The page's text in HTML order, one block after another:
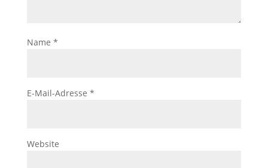
Name *
E-Mail-Adresse *
Website